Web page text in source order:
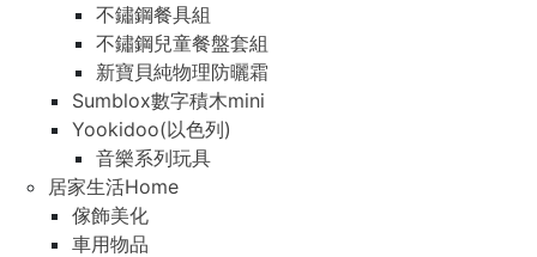
不鏽鋼餐具組
不鏽鋼兒童餐盤套組
新寶貝純物理防曬霜
Sumblox數字積木mini
Yookidoo(以色列)
音樂系列玩具
居家生活Home
傢飾美化
車用物品